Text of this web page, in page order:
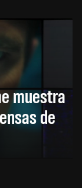
muestra
de